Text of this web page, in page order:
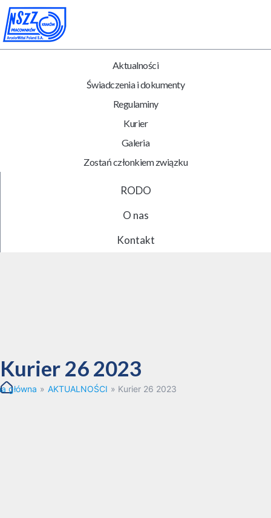
RODO
O nas
Kontakt
Aktualności
Świadczenia i dokumenty
Regulaminy
Kurier
Galeria
Zostań członkiem związku
Kurier 26 2023
główna » AKTUALNOŚCI » Kurier 26 2023